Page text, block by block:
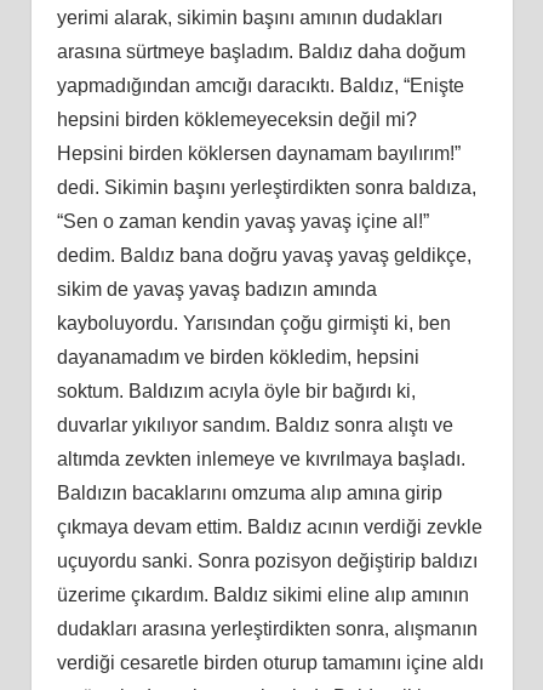
yerimi alarak, sikimin başını amının dudakları
arasına sürtmeye başladım. Baldız daha doğum
yapmadığından amcığı daracıktı. Baldız, “Enişte
hepsini birden köklemeyeceksin değil mi?
Hepsini birden köklersen daynamam bayılırım!”
dedi. Sikimin başını yerleştirdikten sonra baldıza,
“Sen o zaman kendin yavaş yavaş içine al!”
dedim. Baldız bana doğru yavaş yavaş geldikçe,
sikim de yavaş yavaş badızın amında
kayboluyordu. Yarısından çoğu girmişti ki, ben
dayanamadım ve birden kökledim, hepsini
soktum. Baldızım acıyla öyle bir bağırdı ki,
duvarlar yıkılıyor sandım. Baldız sonra alıştı ve
altımda zevkten inlemeye ve kıvrılmaya başladı.
Baldızın bacaklarını omzuma alıp amına girip
çıkmaya devam ettim. Baldız acının verdiği zevkle
uçuyordu sanki. Sonra pozisyon değiştirip baldızı
üzerime çıkardım. Baldız sikimi eline alıp amının
dudakları arasına yerleştirdikten sonra, alışmanın
verdiği cesaretle birden oturup tamamını içine aldı